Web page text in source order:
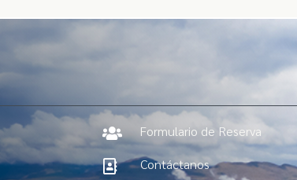
 Formulario de Reserva
 Contáctanos